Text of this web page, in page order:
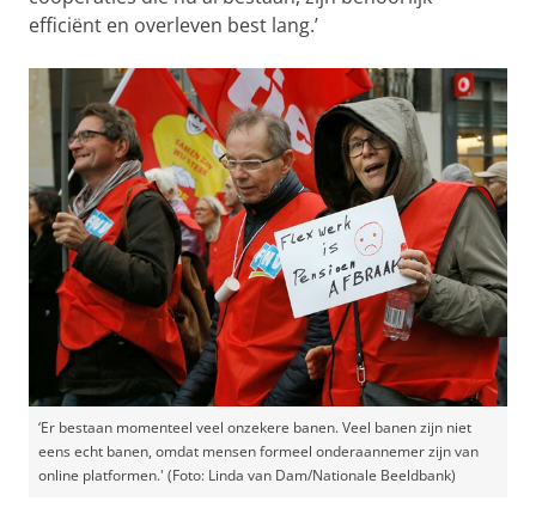
efficiënt en overleven best lang.’
‘Er bestaan momenteel veel onzekere banen. Veel banen zijn niet
eens echt banen, omdat mensen formeel onderaannemer zijn van
online platformen.' (Foto: Linda van Dam/Nationale Beeldbank)